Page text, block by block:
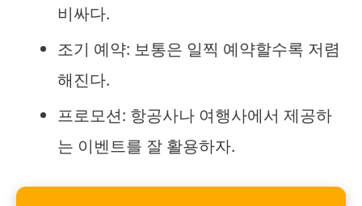
비싸다.
조기 예약: 보통은 일찍 예약할수록 저렴
해진다.
프로모션: 항공사나 여행사에서 제공하
는 이벤트를 잘 활용하자.